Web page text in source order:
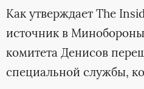
Как утверждает The
источник в
комитета Денисов
специальной службы,